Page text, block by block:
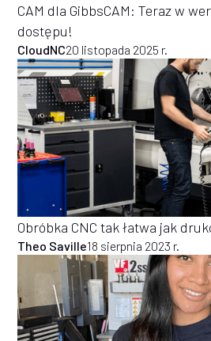
CAM dla GibbsCAM: Teraz w
dostępu!
CloudNC20 listopada 2025 r.
Obróbka CNC tak łatwa jak
Theo Saville18 sierpnia 2023 r.